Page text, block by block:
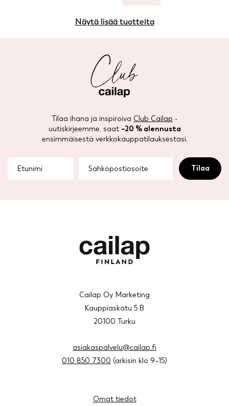
Näytä lisää tuotteita
Tilaa ihana ja inspiroiva Club Cailap -
uutiskirjeemme, saat –20 % alennusta
ensimmäisestä verkkokauppatilauksestasi.
Cailap Oy Marketing
Kauppiaskatu 5 B
20100 Turku
asiakaspalvelu@cailap.fi
010 850 7300 (arkisin klo 9–15)
Omat tiedot